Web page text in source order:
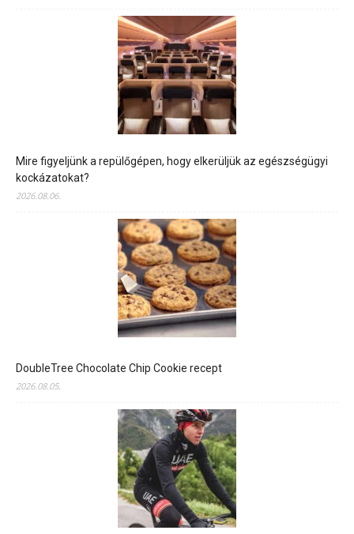
Mire figyeljünk a repülőgépen, hogy elkerüljük az egészségügyi
kockázatokat?
2026.08.06.
DoubleTree Chocolate Chip Cookie recept
2026.08.05.